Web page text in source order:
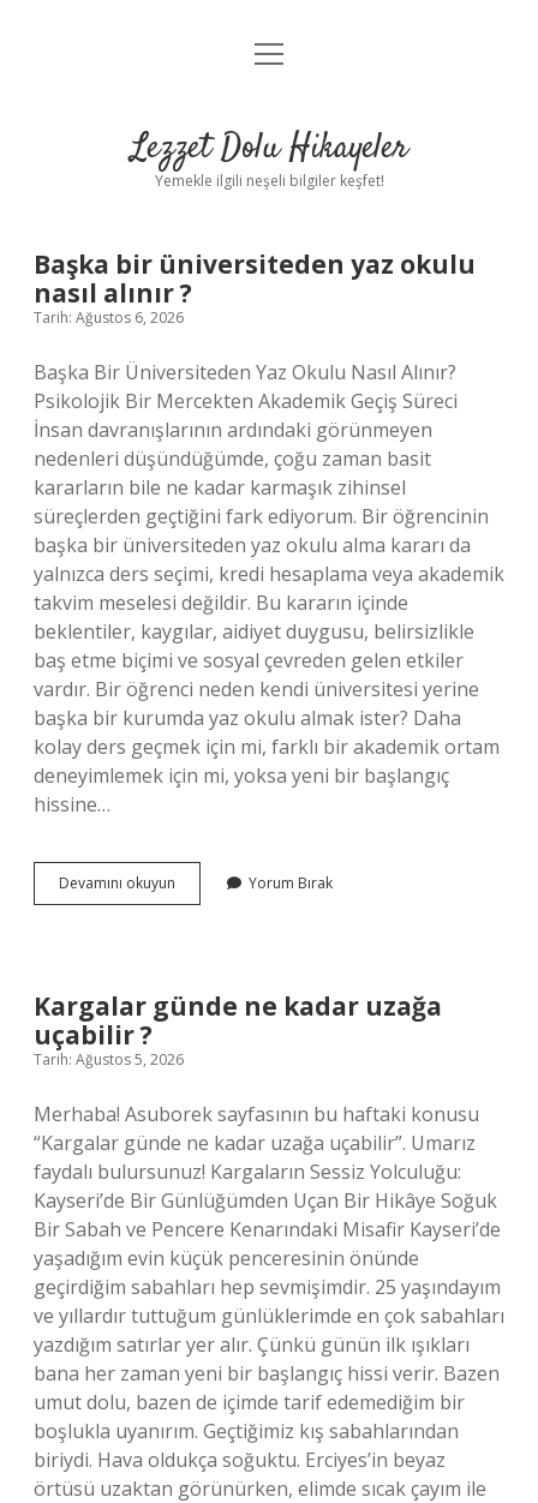
Anasayfa
Yasal Uyarı
menüyü
Lezzet Dolu Hikayeler
Yemekle ilgili neşeli bilgiler keşfet!
Lezzet
Dolu
Hikayeler
Yazılar
Başka bir üniversiteden yaz okulu
nasıl alınır ?
Tarih: Ağustos 6, 2026
Başka Bir Üniversiteden Yaz Okulu Nasıl Alınır?
Psikolojik Bir Mercekten Akademik Geçiş Süreci
İnsan davranışlarının ardındaki görünmeyen
nedenleri düşündüğümde, çoğu zaman basit
kararların bile ne kadar karmaşık zihinsel
süreçlerden geçtiğini fark ediyorum. Bir öğrencinin
başka bir üniversiteden yaz okulu alma kararı da
yalnızca ders seçimi, kredi hesaplama veya akademik
takvim meselesi değildir. Bu kararın içinde
beklentiler, kaygılar, aidiyet duygusu, belirsizlikle
baş etme biçimi ve sosyal çevreden gelen etkiler
vardır. Bir öğrenci neden kendi üniversitesi yerine
başka bir kurumda yaz okulu almak ister? Daha
kolay ders geçmek için mi, farklı bir akademik ortam
deneyimlemek için mi, yoksa yeni bir başlangıç
hissine…
Devamını okuyun
bir
alınır
Yorum Bırak
Kargalar günde ne kadar uzağa
uçabilir ?
Tarih: Ağustos 5, 2026
Merhaba! Asuborek sayfasının bu haftaki konusu
“Kargalar günde ne kadar uzağa uçabilir”. Umarız
faydalı bulursunuz! Kargaların Sessiz Yolculuğu:
Kayseri’de Bir Günlüğümden Uçan Bir Hikâye Soğuk
Bir Sabah ve Pencere Kenarındaki Misafir Kayseri’de
yaşadığım evin küçük penceresinin önünde
geçirdiğim sabahları hep sevmişimdir. 25 yaşındayım
ve yıllardır tuttuğum günlüklerimde en çok sabahları
yazdığım satırlar yer alır. Çünkü günün ilk ışıkları
bana her zaman yeni bir başlangıç hissi verir. Bazen
umut dolu, bazen de içimde tarif edemediğim bir
boşlukla uyanırım. Geçtiğimiz kış sabahlarından
biriydi. Hava oldukça soğuktu. Erciyes’in beyaz
örtüsü uzaktan görünürken, elimde sıcak çayım ile